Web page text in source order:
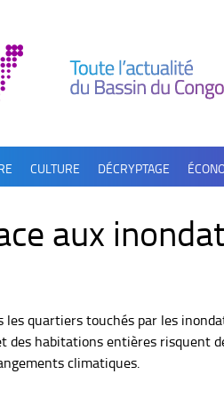
CULTURE DÉCRYPTAGE
aux
les quartiers touchés par les
des habitations entières risquent
climatiques.